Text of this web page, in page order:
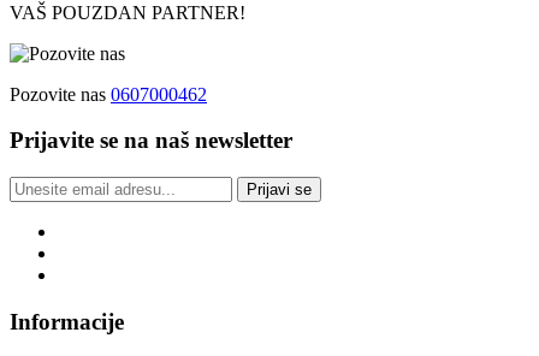
VAŠ POUZDAN PARTNER!
Pozovite nas 0607000462
Prijavite se na naš newsletter
Prijavi se
Informacije